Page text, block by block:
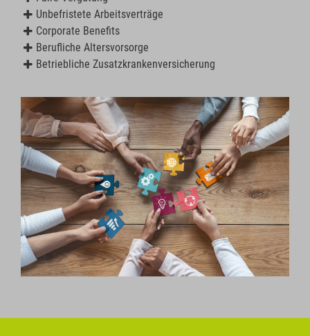
Unbefristete Arbeitsverträge
Corporate Benefits
Berufliche Altersvorsorge
Betriebliche Zusatzkrankenversicherung